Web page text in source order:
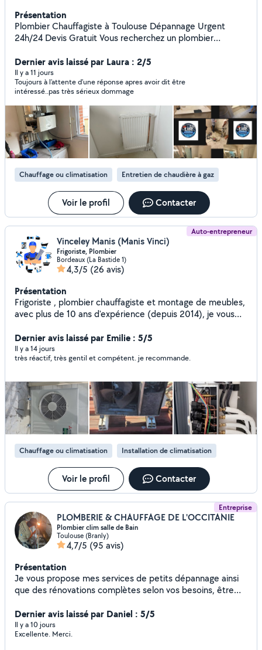
Présentation
Plombier Chauffagiste à Toulouse Dépannage Urgent
24h/24 Devis Gratuit Vous recherchez un plombier
suis artisan plombier chauffagiste indépendant, disponible
24h/24 et 7j/7, pour tous vos travaux de plomberie et
chauffage, dépannage urgent ou projet d'installation ou de
rénovation. Mes prestations professionnelles : -
Dépannage urgent : fuite d'eau, WC bouchés,
canalisations obstruées. - Dépannage et entretien de
chaudière toutes marques. - Installation et remplacement
: chauffe-eau, robinets, radiateurs. - Rénovation complète
de salle de bain : douche, baignoire, robinetterie, meuble. ️
- Chauffagiste Toulouse : pose, réparation et optimisation
de vos équipements. - Pourquoi me choisir - Intervention
rapide et soignée dans toute la métropole toulousaine -
Devis gratuit et prix transparents, sans mauvaise surprise
Contacter-moi dès maintenant pour tout intervention ou
dépannage plomberie ou chauffage
Dernier avis laissé par Laura : 2/5
Il y a 11 jours
Toujours à l’attente d’une réponse apres avoir dit être
intéressé..pas très sérieux dommage
Chauffage ou climatisation Entretien de chaudière à gaz
Voir le profil Contacter
Auto-entrepreneur
Vinceley Manis (Manis Vinci)
Frigoriste, Plombier
Bordeaux (La Bastide 1)
4,3/5 (26 avis)
Présentation
Frigoriste , plombier chauffagiste et montage de meubles,
avec plus de 10 ans d'expérience (depuis 2014), je vous
et professionnalisme
Dernier avis laissé par Emilie : 5/5
Il y a 14 jours
très réactif, très gentil et compétent. je recommande.
Chauffage ou climatisation Installation de climatisation
Voir le profil Contacter
Entreprise
PLOMBERIE & CHAUFFAGE DE L'OCCITANIE
Plombier clim salle de Bain
Toulouse (Branly)
4,7/5 (95 avis)
Présentation
Je vous propose mes services de petits dépannage ainsi
que des rénovations complètes selon vos besoins, être
années ma permis d'acquérir beaucoup d'expérience et
comprendre se que les gens attendent de mes services.
ma disponibilité, ma rigueur, mon professionnalisme sont à
Dernier avis laissé par Daniel : 5/5
Il y a 10 jours
Excellente. Merci.